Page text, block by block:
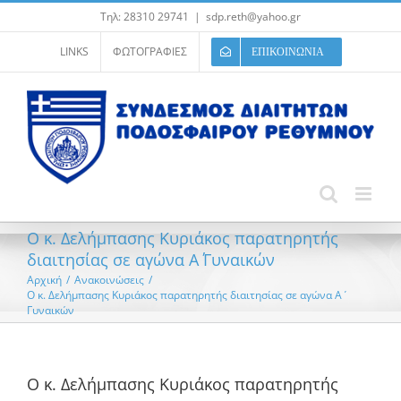
στο
περιεχόμενο
Τηλ: 28310 29741 | sdp.reth@yahoo.gr
LINKS ΦΩΤΟΓΡΑΦΙΕΣ ΕΠΙΚΟΙΝΩΝΙΑ
Ο κ. Δελήμπασης Κυριάκος παρατηρητής
διαιτησίας σε αγώνα Α΄ Γυναικών
Αρχική / Ανακοινώσεις /
Ο κ. Δελήμπασης Κυριάκος παρατηρητής διαιτησίας σε αγώνα Α΄
Γυναικών
Ο κ. Δελήμπασης Κυριάκος παρατηρητής